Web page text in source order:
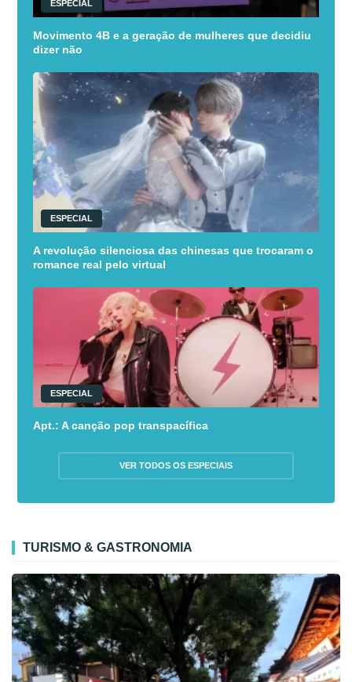
ESPECIAL
Movimento 4B e a geração de mulheres que decidiu
dizer não
ESPECIAL
A revolução silenciosa das chinesas que trocaram o
romance real pelo virtual
ESPECIAL
Apt.: A canção pop transpacífica
VER TODOS OS ESPECIAIS
TURISMO & GASTRONOMIA